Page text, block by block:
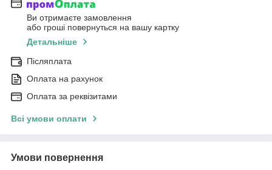
Ви отримаєте замовлення
або гроші повернуться на вашу картку
Детальніше
Післяплата
Оплата на рахунок
Оплата за реквізитами
Всі умови оплати
Умови повернення